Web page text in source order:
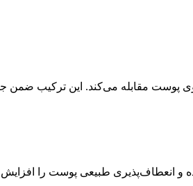
پوست مقابله می‌کند. این ترکیب
انعطاف‌پذیری طبیعی پوست را